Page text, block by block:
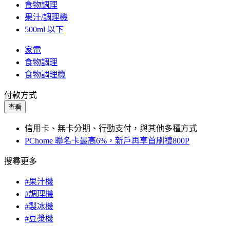
食物調理
果汁/調理機
500ml 以下
家電
食物調理
食物調理機
付款方式
查看
信用卡、無卡分期、行動支付，與其他多種方式
PChome 聯名卡最高6%，新戶再享首刷禮800P
搜尋更多
#果汁機
#調理機
#製冰機
#豆漿機